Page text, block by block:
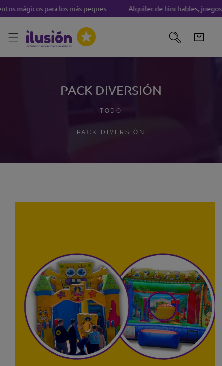
AL CONTENIDO
mágicos para los más peques Alquiler de hinchables,
PACK DIVERSIÓN
TODO
PACK DIVERSIÓN